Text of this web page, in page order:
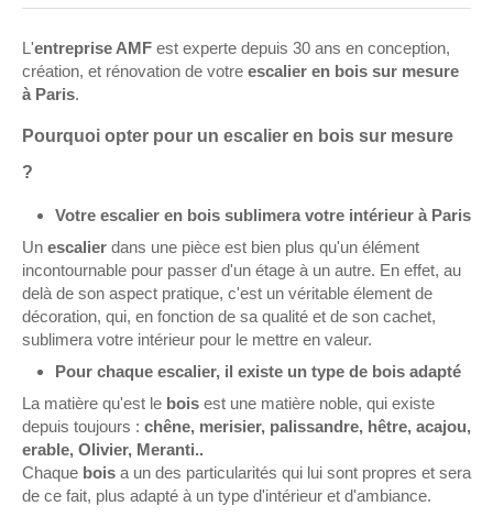
L'entreprise AMF est experte depuis 30 ans en conception,
création, et rénovation de votre escalier en bois sur mesure
à Paris.
Pourquoi opter pour un escalier en bois sur mesure
?
Votre escalier en bois sublimera votre intérieur à Paris
Un escalier dans une pièce est bien plus qu'un élément
incontournable pour passer d'un étage à un autre. En effet, au
delà de son aspect pratique, c'est un véritable élement de
décoration, qui, en fonction de sa qualité et de son cachet,
sublimera votre intérieur pour le mettre en valeur.
Pour chaque escalier, il existe un type de bois adapté
La matière qu'est le bois est une matière noble, qui existe
depuis toujours : chêne, merisier, palissandre, hêtre, acajou,
erable, Olivier, Meranti..
Chaque bois a un des particularités qui lui sont propres et sera
de ce fait, plus adapté à un type d'intérieur et d'ambiance.